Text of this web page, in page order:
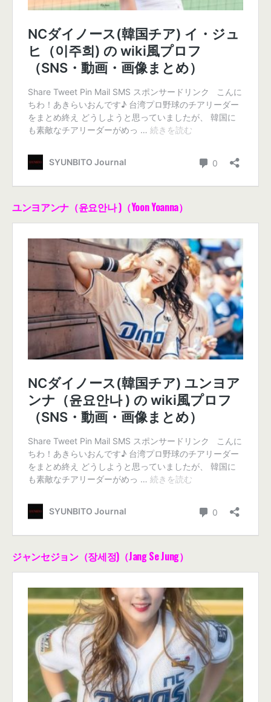
ユンヨアンナ（윤요안나 )（Yoon Yoanna）
ジャンセジョン（장세정)（Jang Se Jung）